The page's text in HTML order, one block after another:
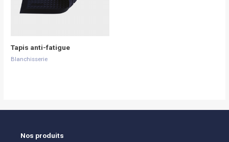
Tapis anti-fatigue
Blanchisserie
Nos produits